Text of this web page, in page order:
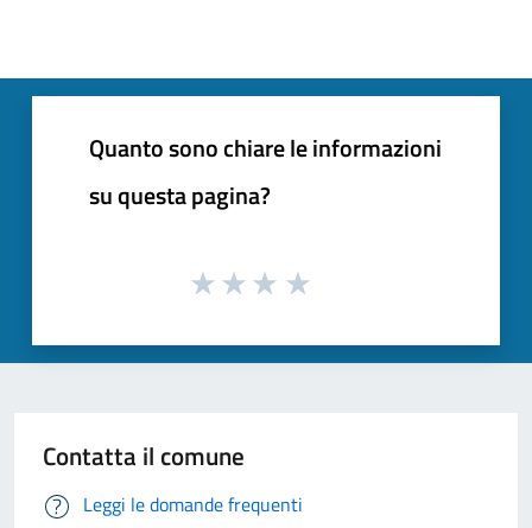
Quanto sono chiare le informazioni
su questa pagina?
Contatta il comune
Leggi le domande frequenti